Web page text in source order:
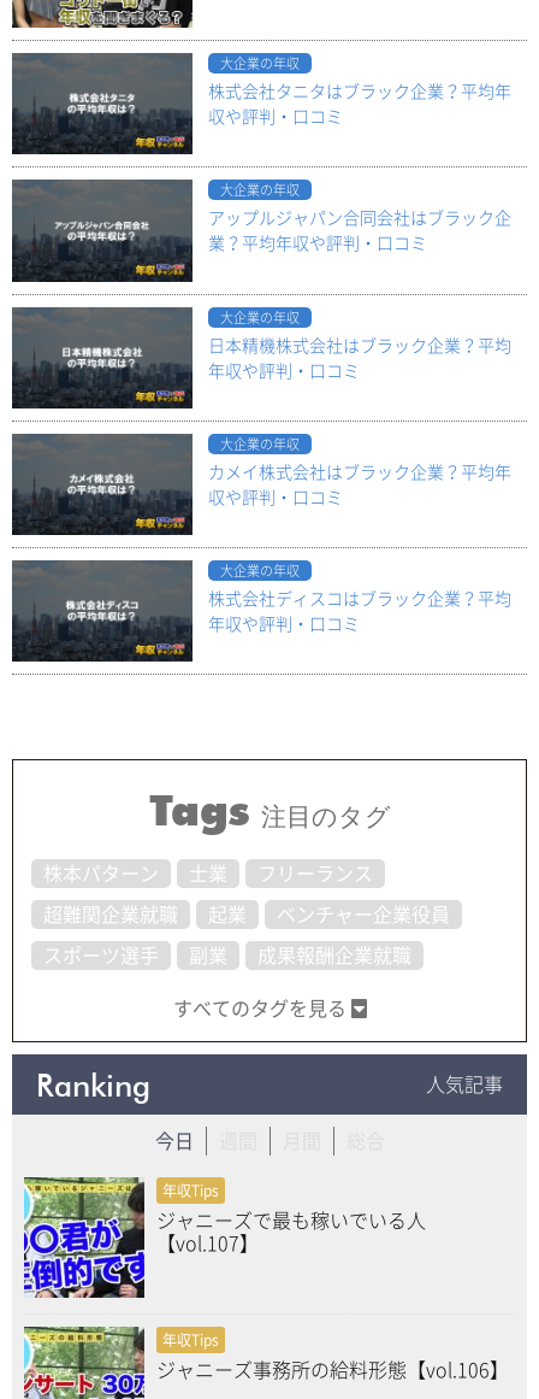
大企業の年収
株式会社タニタはブラック企業？平均年
収や評判・口コミ
大企業の年収
アップルジャパン合同会社はブラック企
業？平均年収や評判・口コミ
大企業の年収
日本精機株式会社はブラック企業？平均
年収や評判・口コミ
大企業の年収
カメイ株式会社はブラック企業？平均年
収や評判・口コミ
大企業の年収
株式会社ディスコはブラック企業？平均
年収や評判・口コミ
Tags 注目のタグ
株本パターン 士業 フリーランス
超難関企業就職 起業 ベンチャー企業役員
スポーツ選手 副業 成果報酬企業就職
すべてのタグを見る
Ranking 人気記事
今日
年収Tips
ジャニーズで最も稼いでいる人
【vol.107】
年収Tips
ジャニーズ事務所の給料形態【vol.106】